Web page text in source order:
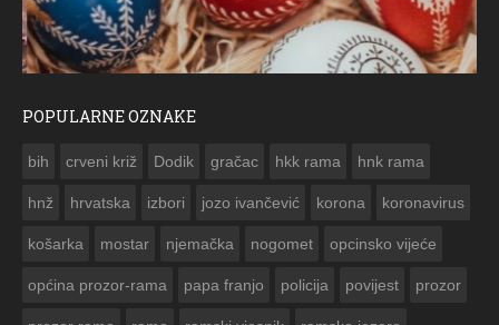
POPULARNE OZNAKE
bih crveni križ Dodik gračac hkk rama hnk rama
hnž hrvatska izbori jozo ivančević korona koronavirus
košarka mostar njemačka nogomet opcinsko vijeće
općina prozor-rama papa franjo policija povijest prozor